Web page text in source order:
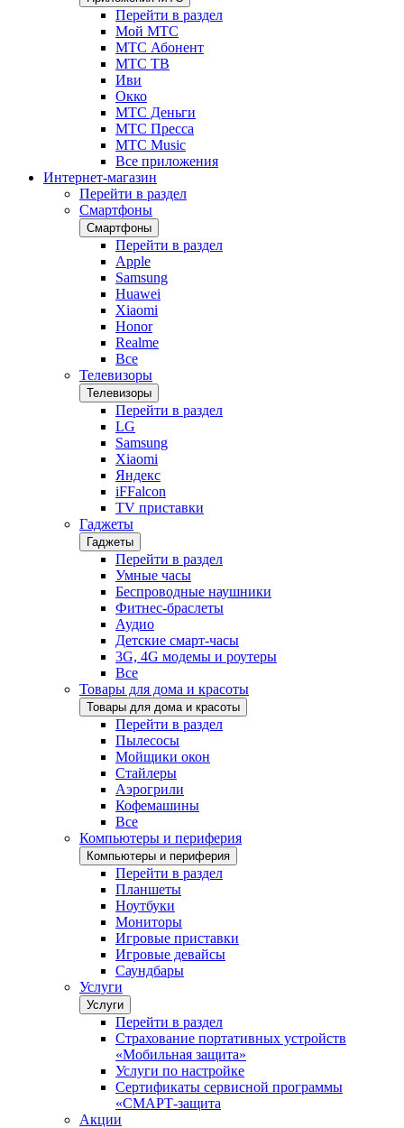
Перейти в раздел
Мой МТС
МТС Абонент
МТС ТВ
Иви
Окко
МТС Деньги
МТС Пресса
МТС Music
Все приложения
Интернет-магазин
Перейти в раздел
Смартфоны
Смартфоны
Перейти в раздел
Apple
Samsung
Huawei
Xiaomi
Honor
Realme
Все
Телевизоры
Телевизоры
Перейти в раздел
LG
Samsung
Xiaomi
Яндекс
iFFalcon
TV приставки
Гаджеты
Гаджеты
Перейти в раздел
Умные часы
Беспроводные наушники
Фитнес-браслеты
Аудио
Детские смарт-часы
3G, 4G модемы и роутеры
Все
Товары для дома и красоты
Товары для дома и красоты
Перейти в раздел
Пылесосы
Мойщики окон
Стайлеры
Аэрогрили
Кофемашины
Все
Компьютеры и периферия
Компьютеры и периферия
Перейти в раздел
Планшеты
Ноутбуки
Мониторы
Игровые приставки
Игровые девайсы
Саундбары
Услуги
Услуги
Перейти в раздел
Страхование портативных устройств
«Мобильная защита»
Услуги по настройке
Сертификаты сервисной программы
«СМАРТ-защита
Акции